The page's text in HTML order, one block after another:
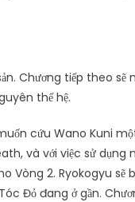
Chương tiếp theo sẽ
thế hệ.
cứu Wano Kuni
và với việc sử dụng
Vòng 2. Ryokogyu sẽ
Đỏ đang ở gần.